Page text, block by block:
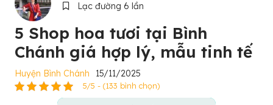
Lạc đường 6 lần
5 Shop hoa tươi tại Bình
Chánh giá hợp lý, mẫu tinh tế
Huyện Bình Chánh 15/11/2025
5/5 - (133 bình chọn)